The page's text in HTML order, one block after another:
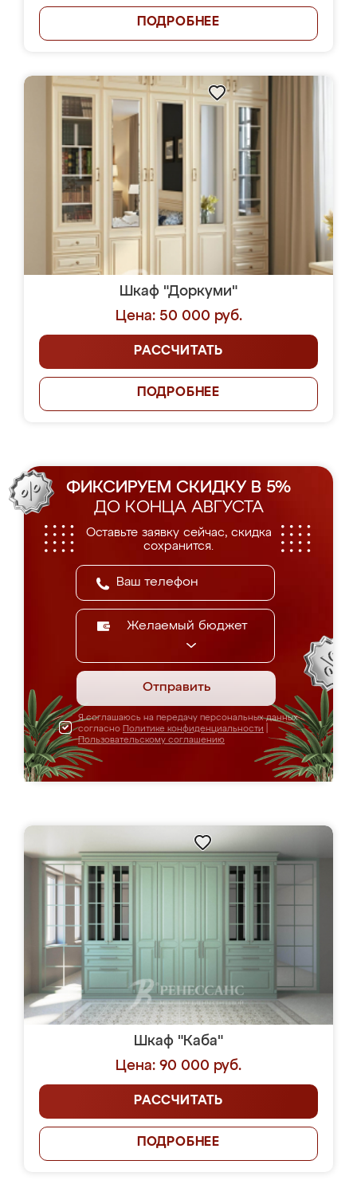
ПОДРОБНЕЕ
Шкаф "Доркуми"
Цена: 50 000 руб.
РАССЧИТАТЬ
ПОДРОБНЕЕ
ФИКСИРУЕМ СКИДКУ В 5%
ДО КОНЦА АВГУСТА
Оставьте заявку сейчас, скидка
сохранится.
Желаемый бюджет
Отправить
Я соглашаюсь на передачу персональных данных
согласно Политике конфиденциальности
Пользовательскому соглашению
Шкаф "Каба"
Цена: 90 000 руб.
РАССЧИТАТЬ
ПОДРОБНЕЕ